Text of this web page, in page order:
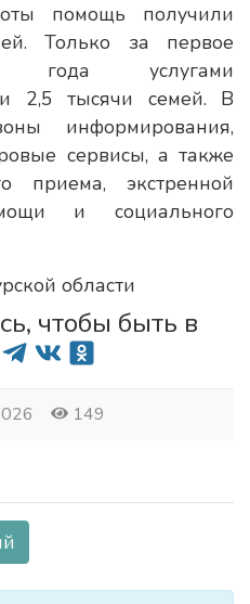
помощь получили
Только за первое
года услугами
2,5 тысячи семей. В
информирования,
сервисы, а также
приема, экстренной
и социального
области
чтобы быть в
149